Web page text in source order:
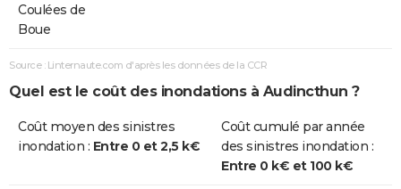
Coulées de
Boue
Source : Linternaute.com d'après les données de la CCR
Quel est le coût des inondations à Audincthun ?
Coût moyen des sinistres
inondation : Entre 0 et 2,5 k€
Coût cumulé par année
des sinistres inondation :
Entre 0 k€ et 100 k€